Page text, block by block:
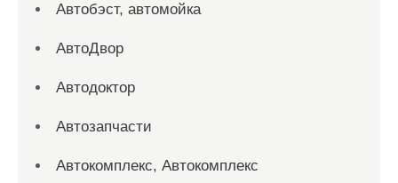
Автобэст, автомойка
АвтоДвор
Автодоктор
Автозапчасти
Автокомплекс, Автокомплекс